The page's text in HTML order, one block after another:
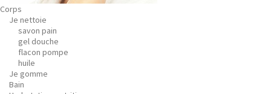
Corps
Je nettoie
savon pain
gel douche
flacon pompe
huile
Je gomme
Bain